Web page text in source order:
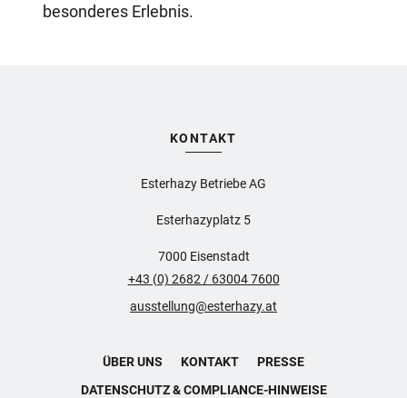
besonderes Erlebnis.
KONTAKT
Esterhazy Betriebe AG
Esterhazyplatz 5
7000 Eisenstadt
+43 (0) 2682 / 63004 7600
ausstellung@esterhazy.at
ÜBER UNS KONTAKT
PRESSE
DATENSCHUTZ & COMPLIANCE-HINWEISE